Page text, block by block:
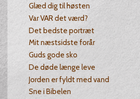
Glæd dig til høsten
Var VAR det værd?
Det bedste portræt
Mit næstsidste forår
Guds gode sko
De døde længe leve
Jorden er fyldt med vand
Sne i Bibelen